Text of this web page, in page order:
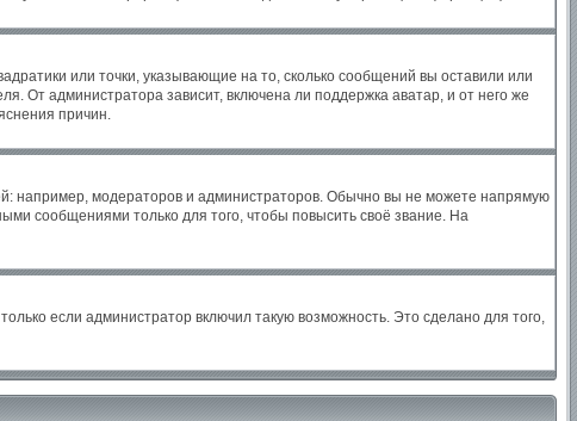
или точки, указывающие на то, сколько сообщений вы оставили или
От администратора зависит, включена ли поддержка аватар, и от него же
причин.
например, модераторов и администраторов. Обычно вы не можете напрямую
сообщениями только для того, чтобы повысить своё звание. На
если администратор включил такую возможность. Это сделано для того,